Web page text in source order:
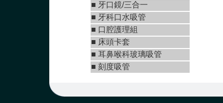
■ 牙口鏡/三合一
■ 牙科口水吸管
■ 口腔護理組
■ 床頭卡套
■ 耳鼻喉科玻璃吸管
■ 刻度吸管